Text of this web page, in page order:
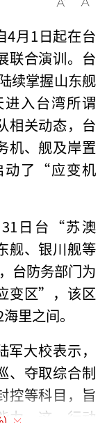
4月1日起在台
联合演训。台
续掌握山东舰
入台湾所谓
关动态，台
机、舰及岸置
动了“应变机
日台“苏澳
、银川舰等
台防务部门为
变区”，该区
里之间。
大校表示，
、夺取综合制
控等科目，旨
力。这一行动